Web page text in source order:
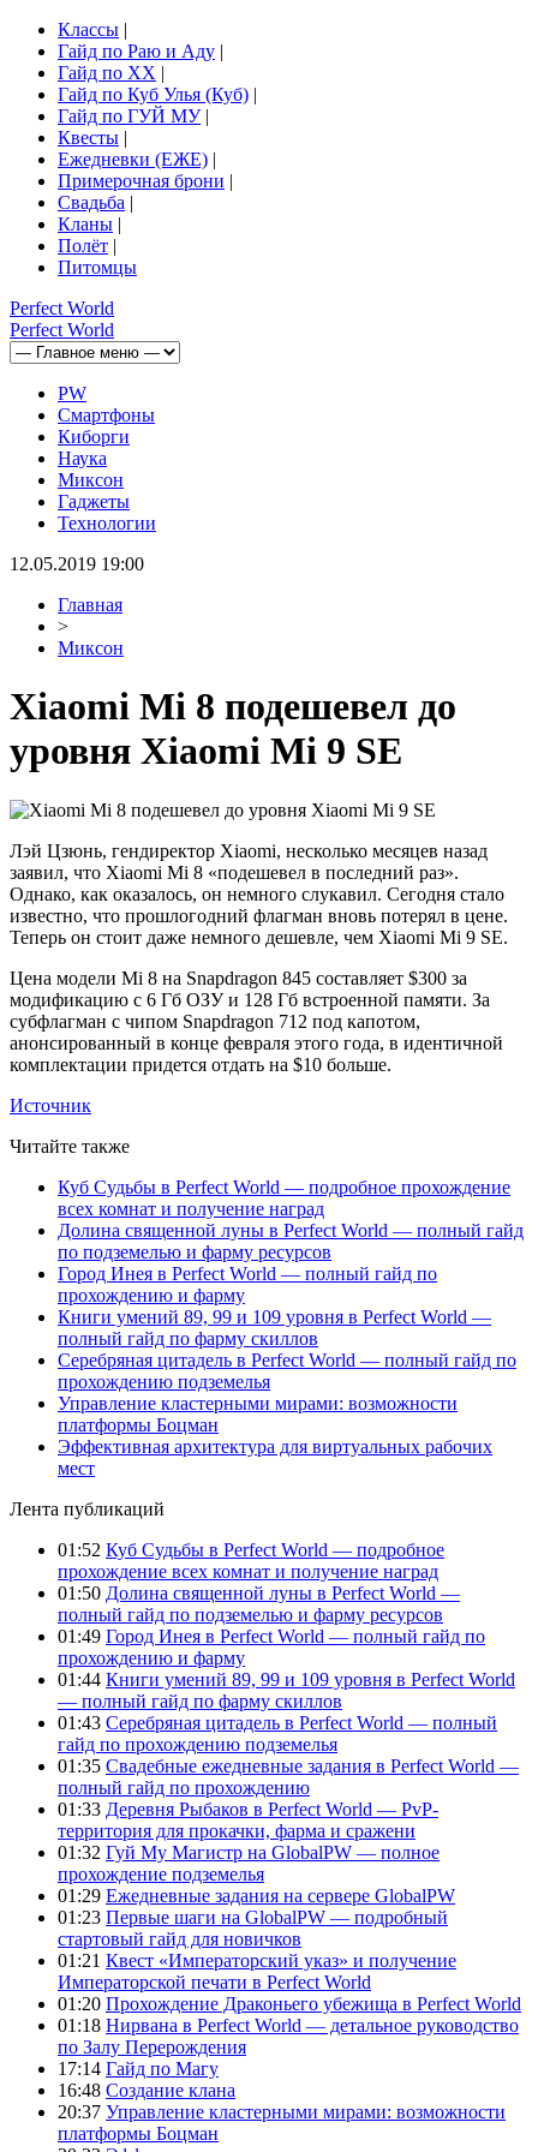
Классы |
Гайд по Раю и Аду |
Гайд по ХХ |
Гайд по Куб Улья (Куб) |
Гайд по ГУЙ МУ|
Квесты |
Ежедневки (ЕЖЕ) |
Примерочная брони |
Свадьба |
Кланы |
Полёт |
Питомцы
Perfect World
Perfect World
PW
Смартфоны
Киборги
Наука
Миксон
Гаджеты
Технологии
12.05.2019 19:00
Главная
>
Миксон
Xiaomi Mi 8 подешевел до
уровня Xiaomi Mi 9 SE
Лэй Цзюнь, гендиректор Xiaomi, несколько месяцев назад
заявил, что Xiaomi Mi 8 «подешевел в последний раз».
Однако, как оказалось, он немного слукавил. Сегодня стало
известно, что прошлогодний флагман вновь потерял в цене.
Теперь он стоит даже немного дешевле, чем Xiaomi Mi 9 SE.
Цена модели Mi 8 на Snapdragon 845 составляет $300 за
модификацию с 6 Гб ОЗУ и 128 Гб встроенной памяти. За
субфлагман с чипом Snapdragon 712 под капотом,
анонсированный в конце февраля этого года, в идентичной
комплектации придется отдать на $10 больше.
Источник
Читайте также
Куб Судьбы в Perfect World — подробное прохождение
всех комнат и получение наград
Долина священной луны в Perfect World — полный гайд
по подземелью и фарму ресурсов
Город Инея в Perfect World — полный гайд по
прохождению и фарму
Книги умений 89, 99 и 109 уровня в Perfect World —
полный гайд по фарму скиллов
Серебряная цитадель в Perfect World — полный гайд по
прохождению подземелья
Управление кластерными мирами: возможности
платформы Боцман
Эффективная архитектура для виртуальных рабочих
мест
Лента публикаций
01:52 Куб Судьбы в Perfect World — подробное
прохождение всех комнат и получение наград
01:50 Долина священной луны в Perfect World —
полный гайд по подземелью и фарму ресурсов
01:49 Город Инея в Perfect World — полный гайд по
прохождению и фарму
01:44 Книги умений 89, 99 и 109 уровня в Perfect World
— полный гайд по фарму скиллов
01:43 Серебряная цитадель в Perfect World — полный
гайд по прохождению подземелья
01:35 Свадебные ежедневные задания в Perfect World —
полный гайд по прохождению
01:33 Деревня Рыбаков в Perfect World — PvP-
территория для прокачки, фарма и сражени
01:32 Гуй Му Магистр на GlobalPW — полное
прохождение подземелья
01:29 Ежедневные задания на сервере GlobalPW
01:23 Первые шаги на GlobalPW — подробный
стартовый гайд для новичков
01:21 Квест «Императорский указ» и получение
Императорской печати в Perfect World
01:20 Прохождение Драконьего убежища в Perfect World
01:18 Нирвана в Perfect World — детальное руководство
по Залу Перерождения
17:14 Гайд по Магу
16:48 Создание клана
20:37 Управление кластерными мирами: возможности
платформы Боцман